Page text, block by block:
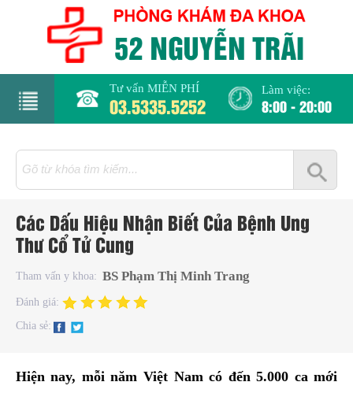
Tư vấn MIỄN PHÍ
03.5335.5252
Làm việc:
8:00 - 20:00
Các Dấu Hiệu Nhận Biết Của Bệnh Ung
Thư Cổ Tử Cung
Tham vấn y khoa: BS Phạm Thị Minh Trang
Đánh giá:
Chia sẻ:
Hiện nay, mỗi năm Việt Nam có đến 5.000 ca mới